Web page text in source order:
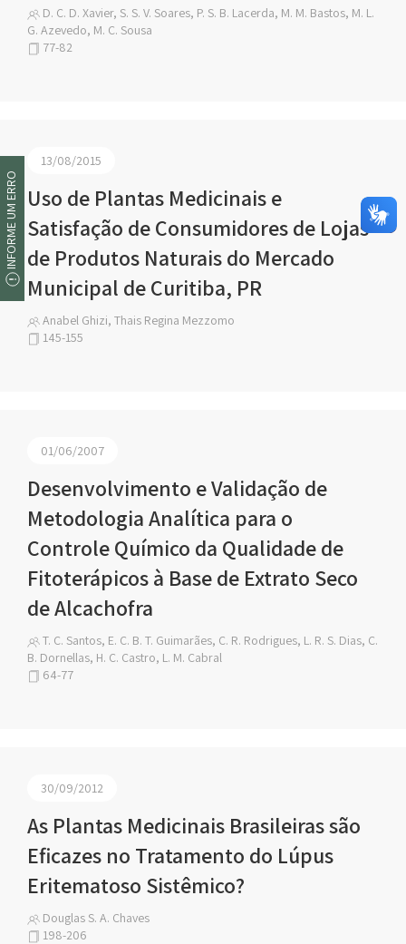
D. C. D. Xavier, S. S. V. Soares, P. S. B. Lacerda, M. M. Bastos, M. L.
G. Azevedo, M. C. Sousa
77-82
13/08/2015
Uso de Plantas Medicinais e
Satisfação de Consumidores de Lojas
de Produtos Naturais do Mercado
Municipal de Curitiba, PR
Anabel Ghizi, Thais Regina Mezzomo
145-155
01/06/2007
Desenvolvimento e Validação de
Metodologia Analítica para o
Controle Químico da Qualidade de
Fitoterápicos à Base de Extrato Seco
de Alcachofra
T. C. Santos, E. C. B. T. Guimarães, C. R. Rodrigues, L. R. S. Dias, C.
B. Dornellas, H. C. Castro, L. M. Cabral
64-77
30/09/2012
As Plantas Medicinais Brasileiras são
Eficazes no Tratamento do Lúpus
Eritematoso Sistêmico?
Douglas S. A. Chaves
198-206
INFORME UM ERRO